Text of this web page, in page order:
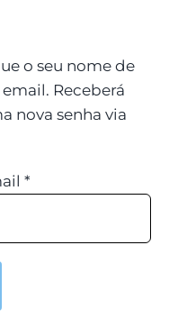
o seu nome de
Receberá
nova senha via
*Obrigatório